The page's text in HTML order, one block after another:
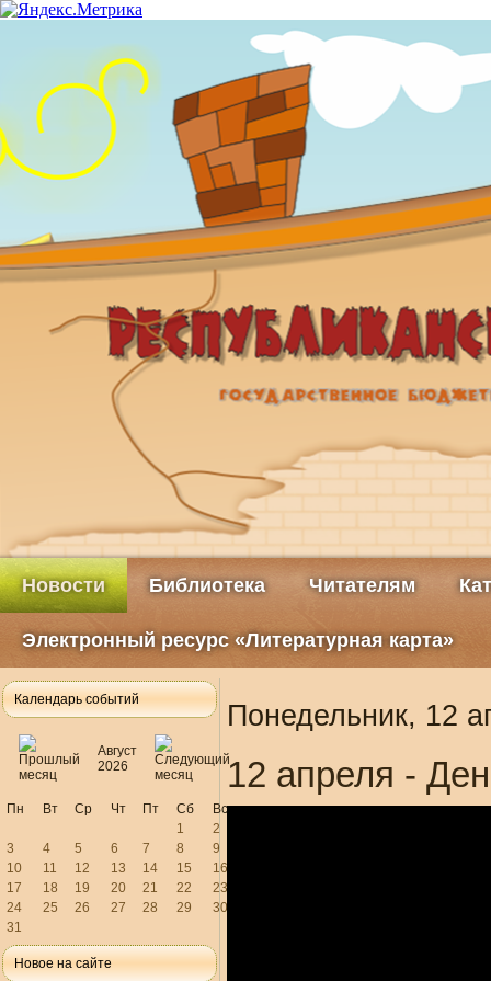
Новости Библиотека Читателям
Электронный ресурс «Литературная карта»
Календарь событий
Август
2026
Пн Вт Ср Чт Пт Сб
Вс
1
2
3
4 5 6 7 8
9
10
11 12 13 14 15
16
17
18 19 20 21 22
23
24
25 26 27 28 29
30
31
Новое на сайте
Понедельник, 12
12 апреля -